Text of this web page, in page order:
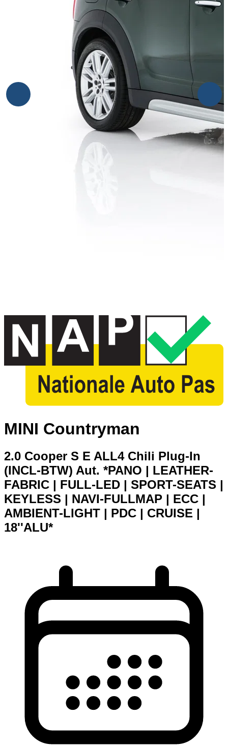
MINI Countryman
2.0 Cooper S E ALL4 Chili Plug-In
(INCL-BTW) Aut. *PANO | LEATHER-
FABRIC | FULL-LED | SPORT-SEATS |
KEYLESS | NAVI-FULLMAP | ECC |
AMBIENT-LIGHT | PDC | CRUISE |
18''ALU*